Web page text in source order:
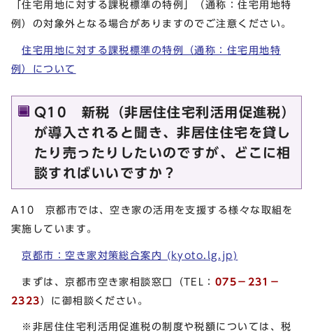
「住宅用地に対する課税標準の特例」（通称：住宅用地特
例）の対象外となる場合がありますのでご注意ください。
住宅用地に対する課税標準の特例（通称：住宅用地特
例）について
Q10 新税（非居住住宅利活用促進税）
が導入されると聞き、非居住住宅を貸し
たり売ったりしたいのですが、どこに相
談すればいいですか？
A10 京都市では、空き家の活用を支援する様々な取組を
実施しています。
京都市：空き家対策総合案内 (kyoto.lg.jp)
まずは、京都市空き家相談窓口（TEL： 075－231－
2323）に御相談ください。
※非居住住宅利活用促進税の制度や税額については、税